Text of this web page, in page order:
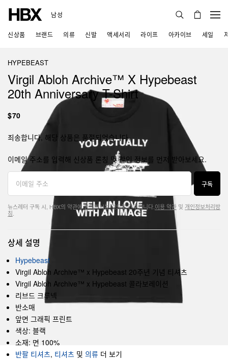
남성
신상품 브랜드 의류 신발 액세서리 라이프 아카이브 세일
HYPEBEAST
Virgil Abloh Archive™ X Hypebeast
20th Anniversary T-Shirt
$70
죄송합니다, 해당 상품은 품절되었습니다.
이메일 주소를 입력해 신상품 론칭 및 할인 정보를 먼저 받아보세요.
구독
뉴스레터 구독 시, HBX의 약관에 동의하시는 것으로 간주됩니다. 이용 약관 및 개인정보처리방
침
상세 설명
Hypebeast
Virgil Abloh Archive™ x Hypebeast 20주년 기념 티셔츠
Virgil Abloh Archive™ x Hypebeast 콜라보레이션
리브드 크루넥
반소매
앞면 그래픽 프린트
색상: 블랙
소재: 면 100%
반팔 티셔츠, 티셔츠 및 의류 더 보기